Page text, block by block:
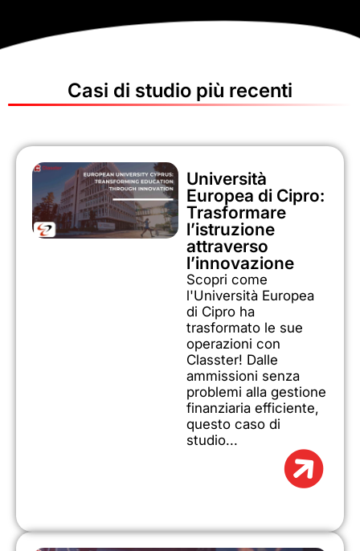
Casi di studio più recenti
Università
Europea di Cipro:
Trasformare
l’istruzione
attraverso
l’innovazione
Scopri come
l'Università Europea
di Cipro ha
trasformato le sue
operazioni con
Classter! Dalle
ammissioni senza
problemi alla gestione
finanziaria efficiente,
questo caso di
studio...